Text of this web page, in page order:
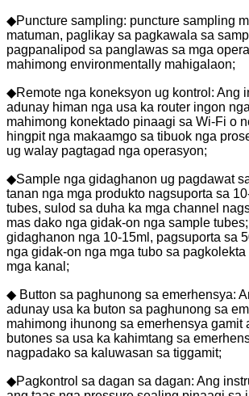
◆Puncture sampling: puncture sampling
matuman, paglikay sa pagkawala sa
pagpanalipod sa panglawas sa mga
mahimong environmentally mahigalaon;
◆Remote nga koneksyon ug kontrol: Ang
adunay himan nga usa ka router ingon
mahimong konektado pinaagi sa Wi-Fi o
hingpit nga makaamgo sa tibuok nga
ug walay pagtagad nga operasyon;
◆Sample nga gidaghanon ug pagdawat
tanan nga mga produkto nagsuporta sa
tubes, sulod sa duha ka mga channel
mas dako nga gidak-on nga sample
gidaghanon nga 10-15ml, pagsuporta sa
nga gidak-on nga mga tubo sa
mga kanal;
◆ Button sa paghunong sa emerhensya:
adunay usa ka buton sa paghunong sa
mahimong ihunong sa emerhensya gamit
butones sa usa ka kahimtang sa
nagpadako sa kaluwasan sa tiggamit;
◆Pagkontrol sa dagan sa dagan: Ang